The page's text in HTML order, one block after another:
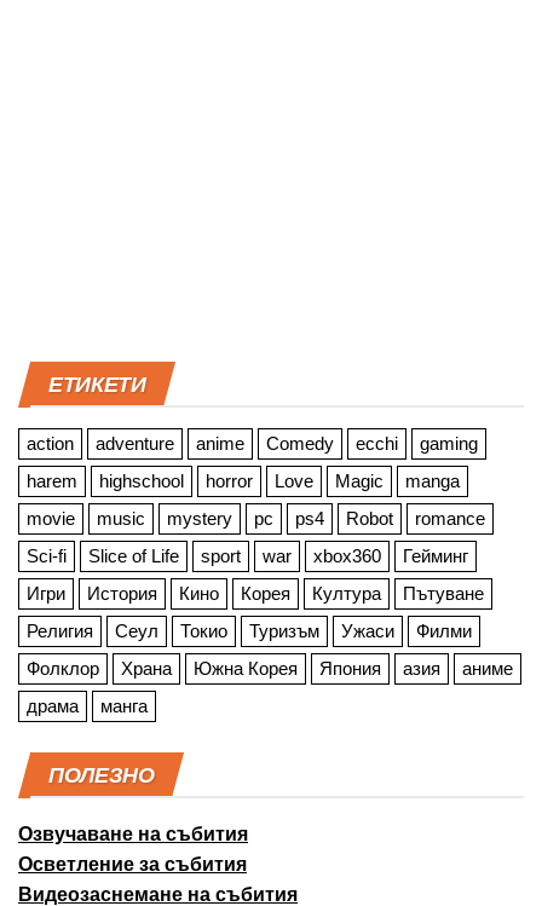
ЕТИКЕТИ
action adventure anime Comedy ecchi
gaming
harem
highschool horror Love Magic
manga
movie
music mystery pc ps4 Robot
romance
Sci-fi
Slice of Life sport war xbox360
Гейминг
Игри
История Кино Корея Култура
Пътуване
Религия
Сеул Токио Туризъм Ужаси
Филми
Фолклор
Храна Южна Корея Япония азия
аниме
драма
манга
ПОЛЕЗНО
Озвучаване на събития
Осветление за събития
Видеозаснемане на събития